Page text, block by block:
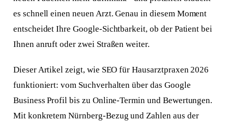
es schnell einen neuen Arzt. Genau in diesem Moment
entscheidet Ihre Google-Sichtbarkeit, ob der Patient bei
Ihnen anruft oder zwei Straßen weiter.
Dieser Artikel zeigt, wie SEO für Hausarztpraxen 2026
funktioniert: vom Suchverhalten über das Google
Business Profil bis zu Online-Termin und Bewertungen.
Mit konkretem Nürnberg-Bezug und Zahlen aus der